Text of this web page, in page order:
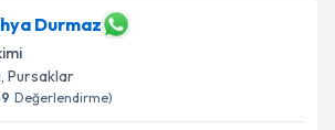
Durmaz
, Pursaklar
Değerlendirme)